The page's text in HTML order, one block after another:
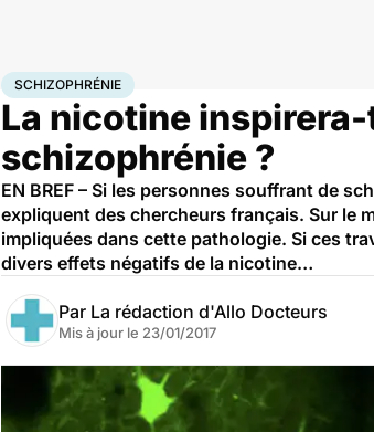
AccueilSantéMaladies
SCHIZOPHRÉNIE
La nicotine
schizophrénie ?
EN BREF – Si les personnes souffrant de
expliquent des chercheurs français. Sur le
impliquées dans cette pathologie. Si ces
divers effets négatifs de la nicotine…
Par La rédaction d'Allo Docteurs
Mis à jour le 23/01/2017